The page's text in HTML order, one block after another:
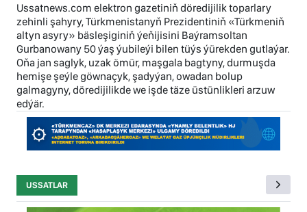
Ussatnews.com elektron gazetiniň döredijilik toparlary
zehinli şahyry, Türkmenistanyň Prezidentiniň «Türkmeniň
altyn asyry» bäsleşiginiň ýeňijisini Baýramsoltan
Gurbanowany 50 ýaş ýubileýi bilen tüýs ýürekden gutlaýar.
Oňa jan saglyk, uzak ömür, maşgala bagtyny, durmuşda
hemişe şeýle göwnaçyk, şadyýan, owadan bolup
galmagyny, döredijilikde we işde täze üstünlikleri arzuw
edýär.
USSATLAR